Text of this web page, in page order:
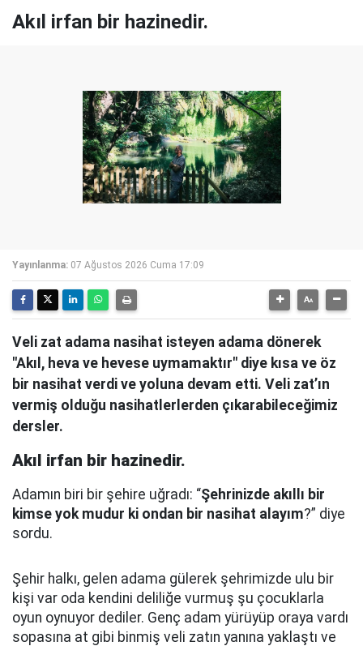
Akıl irfan bir hazinedir.
Yayınlanma: 07 Ağustos 2026 Cuma 17:09
Veli zat adama nasihat isteyen adama dönerek
"Akıl, heva ve hevese uymamaktır" diye kısa ve öz
bir nasihat verdi ve yoluna devam etti. Veli zat’ın
vermiş olduğu nasihatlerlerden çıkarabileceğimiz
dersler.
Akıl irfan bir hazinedir.
Adamın biri bir şehire uğradı: “Şehrinizde akıllı bir
kimse yok mudur ki ondan bir nasihat alayım?” diye
sordu.
Şehir halkı, gelen adama gülerek şehrimizde ulu bir
kişi var oda kendini deliliğe vurmuş şu çocuklarla
oyun oynuyor dediler. Genç adam yürüyüp oraya vardı
sopasına at gibi binmiş veli zatın yanına yaklaştı ve